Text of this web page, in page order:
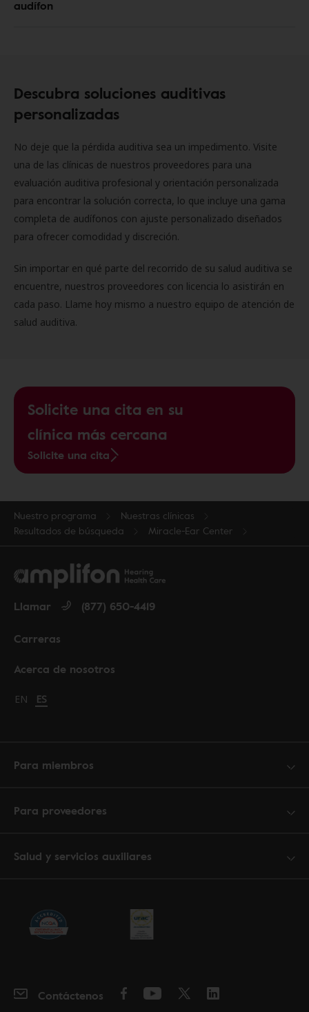
audífon
Descubra soluciones auditivas
personalizadas
No deje que la pérdida auditiva sea un impedimento. Visite
una de las clínicas de nuestros proveedores para una
evaluación auditiva profesional y orientación personalizada
para encontrar la solución correcta, lo que incluye una gama
completa de audífonos con ajuste personalizado diseñados
para ofrecer comodidad y discreción.
Sin importar en qué parte del recorrido de su salud auditiva se
encuentre, nuestros proveedores con licencia lo asistirán en
cada paso. Llame hoy mismo a nuestro equipo de atención de
salud auditiva.
Solicite una cita en su
clínica más cercana
Solicite una cita
Nuestro programa
Nuestras clínicas
Resultados de búsqueda
Miracle-Ear Center
Acerca de nosotros
Carreras
Llamar (877) 650-4419
Change language to English
EN Cambiar idioma a español
ES
Para miembros
Para proveedores
Salud y servicios auxiliares
Contáctenos